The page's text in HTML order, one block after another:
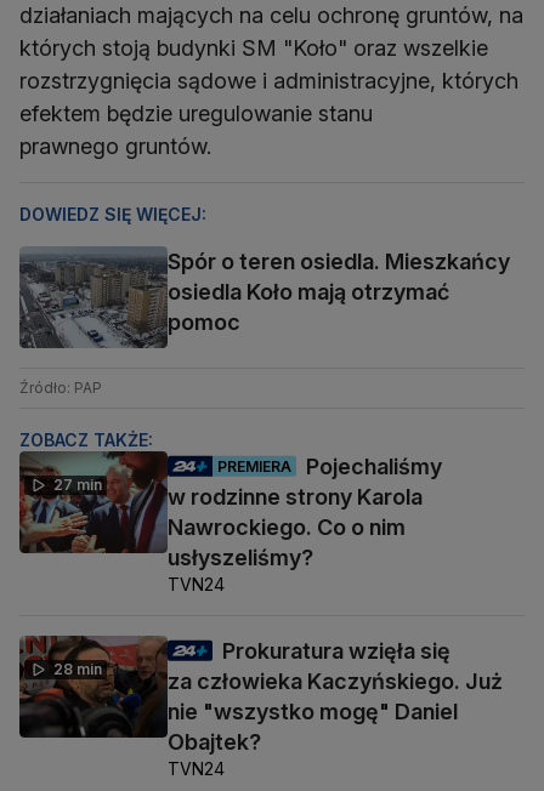
działaniach mających na celu ochronę gruntów, na
których stoją budynki SM "Koło" oraz wszelkie
rozstrzygnięcia sądowe i administracyjne, których
efektem będzie uregulowanie stanu
prawnego gruntów.
DOWIEDZ SIĘ WIĘCEJ:
Spór o teren osiedla. Mieszkańcy
osiedla Koło mają otrzymać
pomoc
Źródło: PAP
ZOBACZ TAKŻE:
27 min
PREMIERA
Pojechaliśmy
w rodzinne strony Karola
Nawrockiego. Co o nim
usłyszeliśmy?
TVN24
28 min
Prokuratura wzięła się
za człowieka Kaczyńskiego. Już
nie "wszystko mogę" Daniel
Obajtek?
TVN24